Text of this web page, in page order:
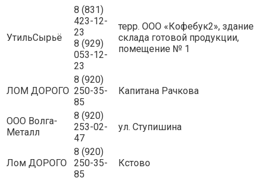
УтильСырьё
8 (831)
423-12-
23
8 (929)
053-12-
23
терр. ООО «Кофебук2», здание
склада готовой продукции,
помещение № 1
ЛОМ ДОРОГО
8 (920)
250-35-
85
Капитана Рачкова
ООО Волга-
Металл
8 (920)
253-02-
47
ул. Ступишина
Лом ДОРОГО
8 (920)
250-35-
85
Кстово